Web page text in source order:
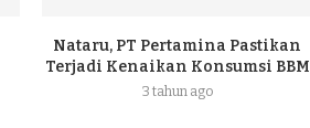
Nataru, PT Pertamina Pastikan
Terjadi Kenaikan Konsumsi BBM
3 tahun ago